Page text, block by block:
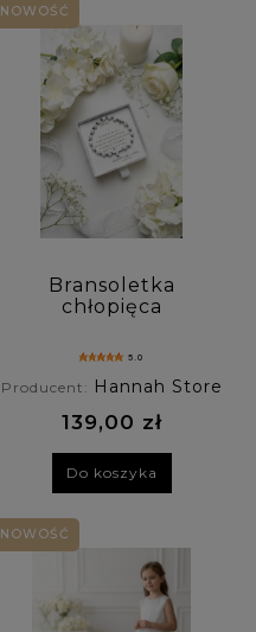
Bransoletka
chłopięca
CROSS - howlit i
5.0
Producent: Hannah Store
139,00 zł
Do koszyka
NOWOŚĆ
NOWOŚĆ